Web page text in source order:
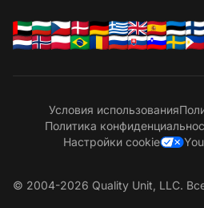
Условия использования
Политика
Настройки cookie
© 2004-2026 Quality Unit, LLC.